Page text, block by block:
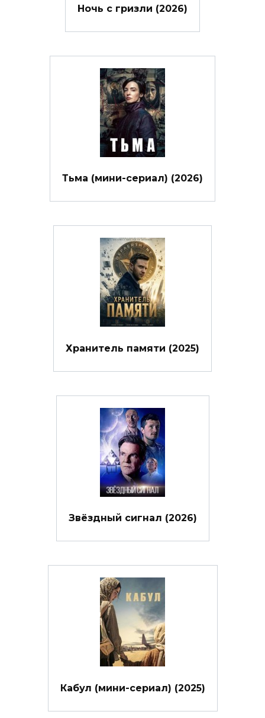
Ночь с гризли (2026)
Тьма (мини-сериал) (2026)
Хранитель памяти (2025)
Звёздный сигнал (2026)
Кабул (мини-сериал) (2025)